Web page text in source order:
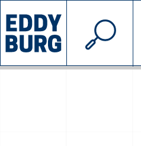
INIZIATIVE
© 2026